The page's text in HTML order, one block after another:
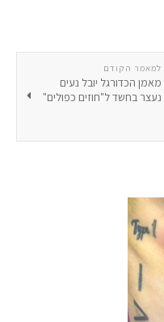
למאמר הקודם
מאמן הכדורגל יובל נעים
נעצר בחשד ל"חוזים כפולים"